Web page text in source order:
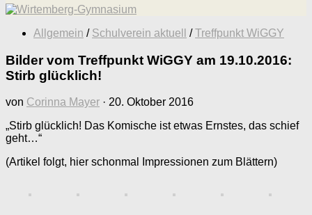
Allgemein / Schulverein aktuell / Treffpunkt WiGGY
Bilder vom Treffpunkt WiGGY am 19.10.2016:
Stirb glücklich!
von Corinna Mayer · 20. Oktober 2016
„Stirb glücklich! Das Komische ist etwas Ernstes, das schief
geht…“
(Artikel folgt, hier schonmal Impressionen zum Blättern)